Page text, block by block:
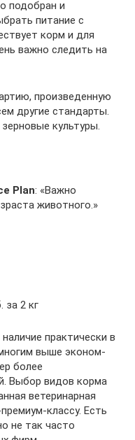
подобран и
питание с
корм и для
важно следить на
произведенную
другие стандарты.
культуры.
Plan: «Важно
животного.»
за 2 кг
практически в
выше эконом-
более
Выбор видов корма
ветеринарная
классу. Есть
не так часто